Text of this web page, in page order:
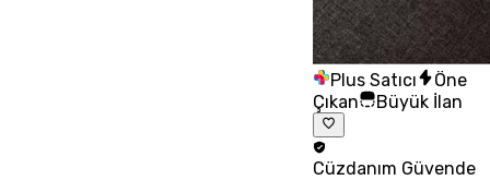
Plus Satıcı
Öne
Çıkan
Büyük İlan
Cüzdanım Güvende